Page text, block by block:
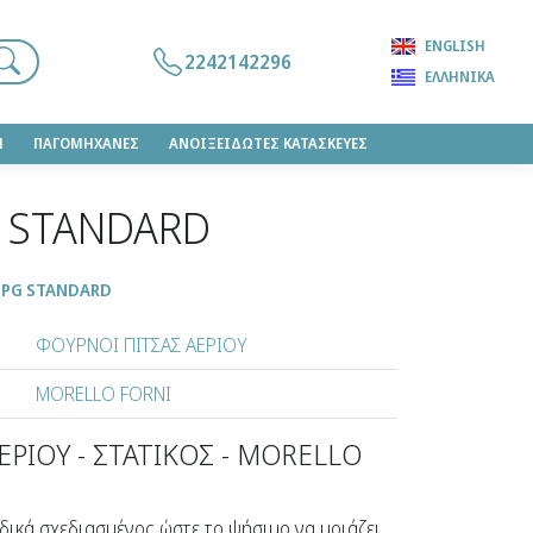
ΠΑΓΟΜΗΧΑΝΕΣ ΑΝΟΙΞΕΙΔΩΤΕΣ ΚΑΤΑΣΚΕΥΕΣ
2242142296
ENGLISH
ΕΛΛΗΝΙΚΆ
STANDARD
ΦΟΥΡΝΟΙ ΠΙΤΣΑΣ ΑΕΡΙΟΥ
MORELLO FORNI
- ΣΤΑΤΙΚΟΣ - MORELLO